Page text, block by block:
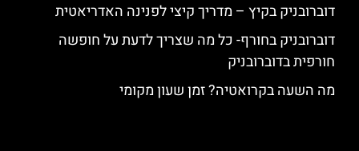
דוברובניק בקיץ – מדריך קיצי לפנינה האדריאטית
דוברובניק בחורף- כל מה שצריך לדעת על חופשה
חורפית בדוברובניק
מה השעה בקרואטיה? זמן שעון מקומי